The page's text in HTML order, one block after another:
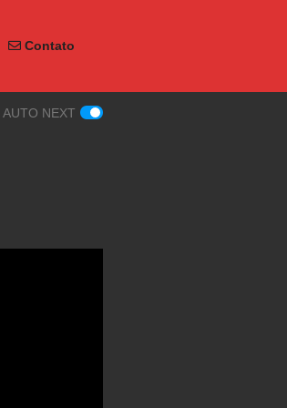
Contato
AUTO NEXT